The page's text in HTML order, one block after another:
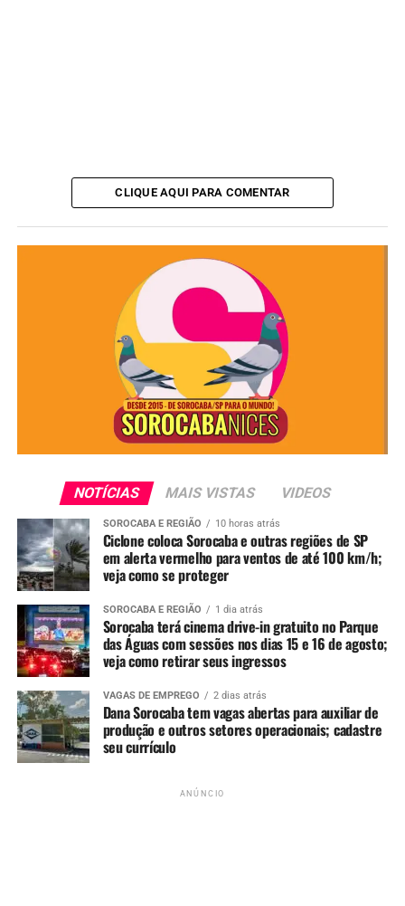
Redação
TÓPICOS RELACIONADOS CHURRASCO ESCOLAS MANGA
Sorocaba firma parceria com El Salvador para evitar
taxações dos EUA
NÃO PERCA
Homem é preso em Sorocaba por descumprir medida
protetiva que o proibia de se aproximar da própria mãe
CLIQUE AQUI PARA COMENTAR
NOTÍCIAS MAIS VISTAS VIDEOS
SOROCABA E REGIÃO 10 horas atrás
Ciclone coloca Sorocaba e outras regiões de SP
em alerta vermelho para ventos de até 100 km/h;
veja como se proteger
SOROCABA E REGIÃO 1 dia atrás
Sorocaba terá cinema drive-in gratuito no Parque
das Águas com sessões nos dias 15 e 16 de agosto;
veja como retirar seus ingressos
VAGAS DE EMPREGO 2 dias atrás
Dana Sorocaba tem vagas abertas para auxiliar de
produção e outros setores operacionais; cadastre
seu currículo
ANÚNCIO